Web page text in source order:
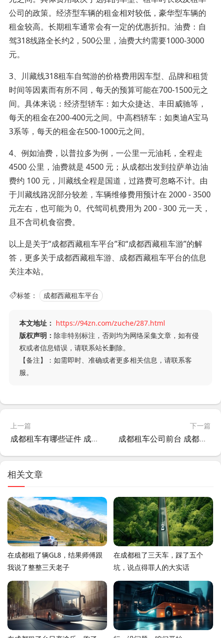
公司的政策。经济型车辆的租金相对较低，豪华型车辆的
租金较高。长期租车通常会有一定的优惠折扣。油费：自
驾318线路全长约2，500公里，油费大约需要1000-3000
元。
3、川藏线318租车自驾游的价格费用因车型、品牌和租赁
时间等因素而有所不同，每天的预算可能在700-1500元之
间。具体来说：经济型轿车：如大众捷达、丰田威驰等，
每天的租金在200-400元之间。中高档轿车：如奥迪A宝马
3系等，每天的租金在500-1000元之间。
4、例如油费，以普拉多为例，一公里一元油耗，全程走
4500 公里，油费就是 4500 元；从成都出发到拉萨单边油
费约 100 元，川藏线全程是国道，过路费可忽略不计。由
于川藏线路况部分较差，车辆维修费用预计在 2000 - 3500
元左右，也可能为 0。代驾司机费用为 200 - 300 元一天，
且不含司机食宿费。
以上是关于“成都西藏租车平台”和“成都西藏租车游”的解
答，更多关于成都西藏租车游、成都西藏租车平台的信息
关注本站。
标签： 成都西藏租车平台
本文地址： https://94zn.com/zuche/287.html
版权声明： 除非特别标注，否则均为网络采集文章，如有侵
权或者信息错误，请联系站长删除。
【备注】：如需即时、准确或者更多相关信息，请联系客
服。
上一篇
成都租车有哪些证件 成都租车有哪些平台?
下一篇
成都租车公司前台 成都租车车队?
相关文章
在成都租了辆GL8，结果师傅跟
我说了整整三天老子
在成都租了三天车，踩了五个
坑，说点得罪人的大实话